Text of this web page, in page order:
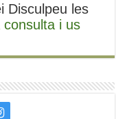
Disculpeu les
i us